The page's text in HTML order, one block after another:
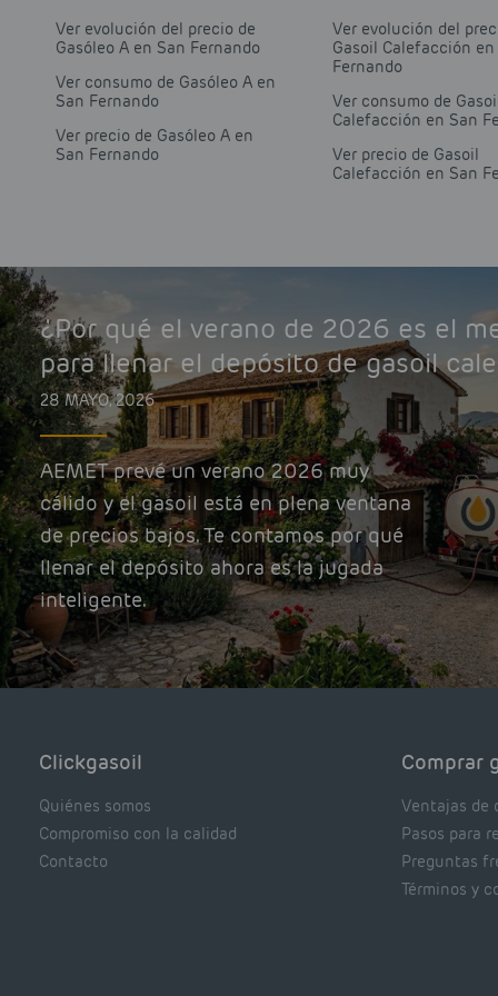
Ver evolución del precio de
Gasóleo A en San Fernando
Ver consumo de Gasóleo A en
San Fernando
Ver precio de Gasóleo A en
San Fernando
Ver evolución del
Gasoil Calefacción en
Fernando
Ver consumo de
Calefacción en San
Ver precio de Gasoil
Calefacción en San
¿Por qué el verano de 2026 es el
para llenar el depósito de gasoil
28 MAYO, 2026
AEMET prevé un verano 2026 muy
cálido y el gasoil está en plena ventana
de precios bajos. Te contamos por qué
llenar el depósito ahora es la jugada
inteligente.
Clickgasoil
Quiénes somos
Compromiso con la calidad
Contacto
Comprar
Ventajas de
Pasos para
Preguntas
Términos y